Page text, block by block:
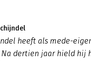
heeft als mede-
dertien jaar hield hij